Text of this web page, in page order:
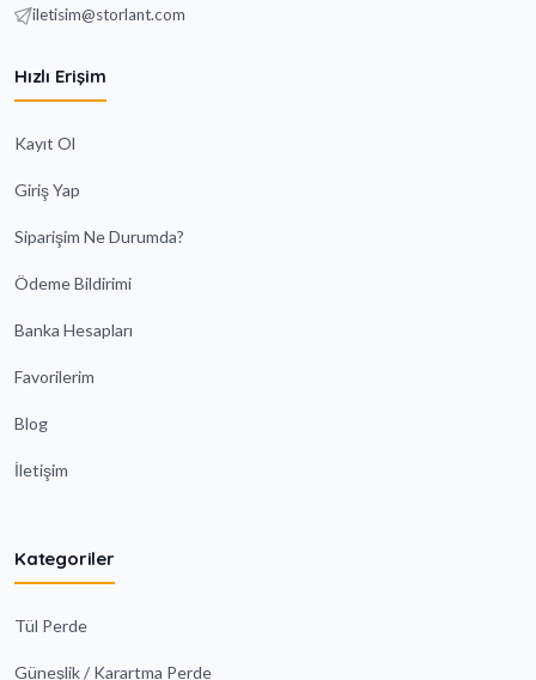
iletisim@storlant.com
Hızlı Erişim
Kayıt Ol
Giriş Yap
Siparişim Ne Durumda?
Ödeme Bildirimi
Banka Hesapları
Favorilerim
Blog
İletişim
Kategoriler
Tül Perde
Güneşlik / Karartma Perde